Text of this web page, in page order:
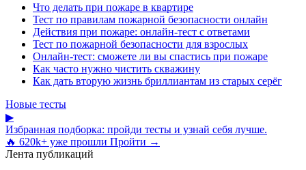
Что делать при пожаре в квартире
Тест по правилам пожарной безопасности онлайн
Действия при пожаре: онлайн-тест с ответами
Тест по пожарной безопасности для взрослых
Онлайн-тест: сможете ли вы спастись при пожаре
Как часто нужно чистить скважину
Как дать вторую жизнь бриллиантам из старых серёг
Новые тесты
▶
Избранная подборка: пройди тесты и узнай себя лучше.
🔥 620k+ уже прошли Пройти →
Лента публикаций